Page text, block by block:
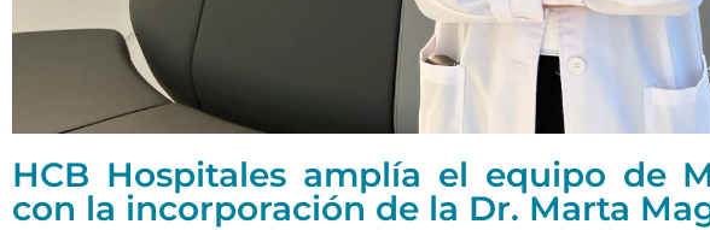
HCB Hospitales amplía el equipo de
con la incorporación de la Dr. Marta